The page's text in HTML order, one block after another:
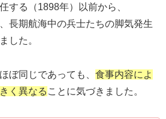
する（1898年）以前から、
長期航海中の兵士たちの脚気発生
した。
ぼ同じであっても、 食事内容によ
く異なる ことに気づきました。